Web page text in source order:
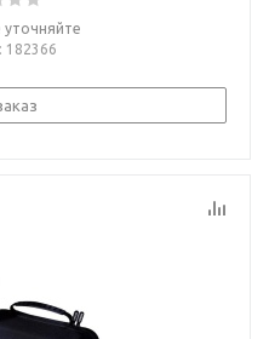
уточняйте
: 182366